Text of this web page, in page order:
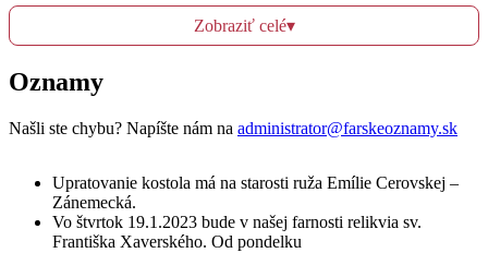
- za zdravie Kamila
St
08:00
+ Milan Golian, Janka a rodičia z oboch strán
Zobraziť celé▾
Oznamy
Našli ste chybu? Napíšte nám na administrator@farskeoznamy.sk
Upratovanie kostola má na starosti ruža Emílie Cerovskej –
Zánemecká.
Vo štvrtok 19.1.2023 bude v našej farnosti relikvia sv.
Františka Xaverského. Od pondelku